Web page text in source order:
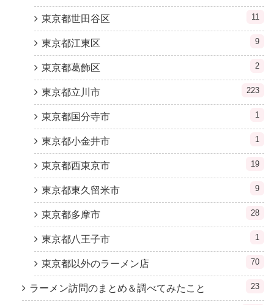
東京都世田谷区 11
東京都江東区 9
東京都葛飾区 2
東京都立川市 223
東京都国分寺市 1
東京都小金井市 1
東京都西東京市 19
東京都東久留米市 9
東京都多摩市 28
東京都八王子市 1
東京都以外のラーメン店 70
ラーメン訪問のまとめ＆調べてみたこと 23